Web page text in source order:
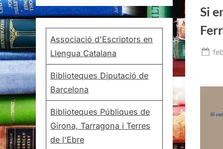
Si
Associació d'Escriptors en
Llengua Catalana
Biblioteques Diputació de
Barcelona
Biblioteques Públiques de
Girona, Tarragona i Terres
de l'Ebre